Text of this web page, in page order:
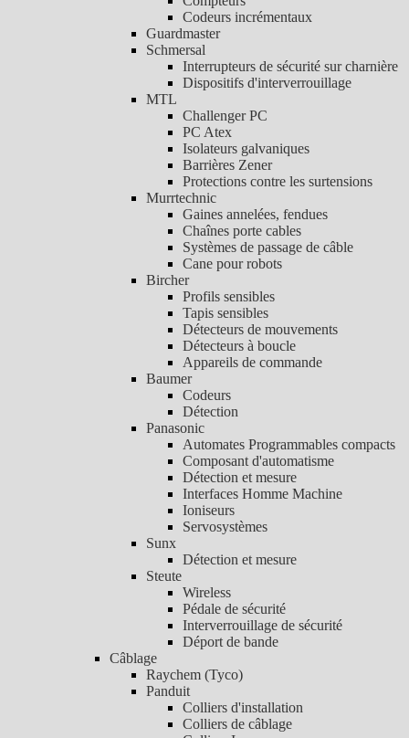
Codeurs incrémentaux
Guardmaster
Schmersal
Interrupteurs de sécurité sur charnière
Dispositifs d'interverrouillage
MTL
Challenger PC
PC Atex
Isolateurs galvaniques
Barrières Zener
Protections contre les surtensions
Murrtechnic
Gaines annelées, fendues
Chaînes porte cables
Systèmes de passage de câble
Cane pour robots
Bircher
Profils sensibles
Tapis sensibles
Détecteurs de mouvements
Détecteurs à boucle
Appareils de commande
Baumer
Codeurs
Détection
Panasonic
Automates Programmables compacts
Composant d'automatisme
Détection et mesure
Interfaces Homme Machine
Ioniseurs
Servosystèmes
Sunx
Détection et mesure
Steute
Wireless
Pédale de sécurité
Interverrouillage de sécurité
Déport de bande
Câblage
Raychem (Tyco)
Panduit
Colliers d'installation
Colliers de câblage